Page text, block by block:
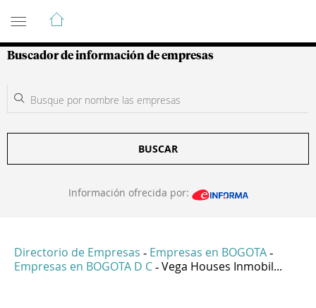
Guía de Empresas Colombianas
Buscador de información de empresas
BUSCAR
Información ofrecida por:
Directorio de Empresas - Empresas en BOGOTA -
Empresas en BOGOTA D C - Vega Houses Inmobil...